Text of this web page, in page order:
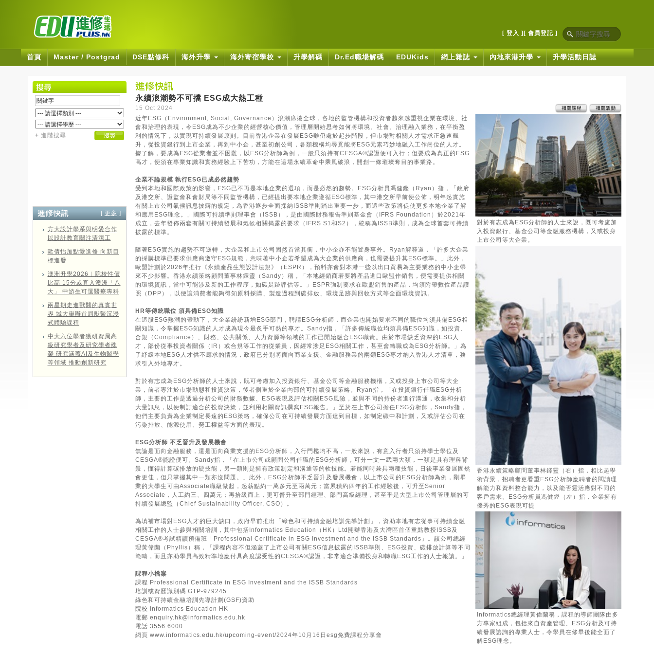
[ 登入 ] [ 會員登記 ]
首頁 Master / Postgrad DSE點修科 海外升學 海外寄宿學校 升學解碼 Dr.Ed職場解碼 EDUKids 網上雜誌 內地來港升學 升學活動日誌
+ 進階搜尋
[ 更多 ]
方大設計學系與明愛合作
以設計教育關注清潔工
歐倩怡加點愛進修 向新目
標進發
澳洲升學2026︱院校性價
比高 15分或直入澳洲「八
大」 中游生可選醫療專科
兩星期走進獸醫的真實世
界 城大舉辦首屆獸醫沉浸
式體驗課程
中大六位學者獲研資局高
級研究學者及研究學者殊
榮 研究涵蓋AI及生物醫學
等領域 推動創新研究
永續浪潮勢不可擋 ESG成大熱工種
15 Oct 2024
對於有志成為ESG分析師的人士來說，既可考慮加
入投資銀行、基金公司等金融服務機構，又或投身
上市公司等大企業。
香港永續策略顧問董事林鐸靈（右）指，相比起學
術背景，招聘者更看重ESG分析師應聘者的閱讀理
解能力和資料整合能力，以及能否靈活應對不同的
客戶需求。ESG分析員馮健鏗（左）指，企業擁有
優秀的ESG表現可提
Informatics總經理黃偉蘭稱，課程的導師團隊由多
方專家組成，包括來自資產管理、ESG分析及可持
續發展諮詢的專業人士，令學員在修畢後能全面了
解ESG理念。
近年ESG（Environment, Social, Governance）浪潮席捲全球，各地的監管機構和投資者越來越重視企業在環境、社
會和治理的表現，令ESG成為不少企業的經營核心價值，管理層開始思考如何將環境、社會、治理融入業務，在平衡盈
利的情況下，以實現可持續發展原則。目前香港企業在發展ESG雖仍處於起步階段，但市場對相關人才需求正急速飆
升，從投資銀行到上市企業，再到中小企，甚至初創公司，各類機構均尋覓能將ESG元素巧妙地融入工作崗位的人才。
據了解，要成為ESG從業者並不困難，以ESG分析師為例，一般只須持有CESGA®認證便可入行；但要成為真正的ESG
高才，便須在專業知識和實務經驗上下苦功，方能在這場永續革命中乘風破浪，開創一條璀璨奪目的事業路。
企業不論規模 執行ESG已成必然趨勢
受到本地和國際政策的影響，ESG已不再是本地企業的選項，而是必然的趨勢。ESG分析員馮健鏗（Ryan）指，「政府
及港交所、證監會和會財局等不同監管機構，已經提出要本地企業遵循ESG標準，其中港交所早前便公佈，明年起實施
有關上市公司氣候訊息披露的規定，為香港逐步全面採納ISSB準則踏出重要一步，而這些政策將促使更多本地企業了解
和應用ESG理念。」國際可持續準則理事會（ISSB），是由國際財務報告準則基金會（IFRS Foundation）於2021年
成立，去年發佈兩套有關可持續發展和氣候相關揭露的要求（IFRS S1和S2），統稱為ISSB準則，成為全球首套可持續
披露的標準。
隨著ESG實施的趨勢不可逆轉，大企業和上市公司固然首當其衝，中小企亦不能置身事外。Ryan解釋道，「許多大企業
的採購標準已要求供應商遵守ESG規範，意味著中小企若希望成為大企業的供應商，也需要提升其ESG標準。」此外，
歐盟計劃於2026年推行《永續產品生態設計法規》（ESPR），預料亦會對本港一些以出口貿易為主要業務的中小企帶
來不少影響。香港永續策略顧問董事林鐸靈（Sandy）稱，「本地經銷商若要將產品進口歐盟作銷售，便需要提供相關
的環境資訊，當中可能涉及新的工作程序，如碳足跡評估等。」ESPR強制要求在歐盟銷售的產品，均須附帶數位產品護
照（DPP），以便讓消費者能夠得知原料採購、製造過程到碳排放、環境足跡與回收方式等全面環境資訊。
HR等傳統職位 須具備ESG知識
在這股ESG熱潮的帶動下，大企業紛紛新增ESG部門，聘請ESG分析師，而企業也開始要求不同的職位均須具備ESG相
關知識，令掌握ESG知識的人才成為現今最炙手可熱的專才。Sandy指，「許多傳統職位均須具備ESG知識，如投資、
合規（Compliance）、財務、公共關係、人力資源等領域的工作已開始融合ESG職責。由於市場缺乏資深的ESG人
才，部份從事投資者關係（IR）或合規等工作的從業員，因經常涉足ESG相關工作，甚至會轉職成為ESG分析師。」為
了紓緩本地ESG人才供不應求的情況，政府已分別將面向商業支援、金融服務業的兩類ESG專才納入香港人才清單，務
求引入外地專才。
對於有志成為ESG分析師的人士來說，既可考慮加入投資銀行、基金公司等金融服務機構，又或投身上市公司等大企
業，前者專注於市場動態和投資決策，後者側重於企業內部的可持續發展策略。Ryan指，「在投資銀行任職ESG分析
師，主要的工作是透過分析公司的財務數據、ESG表現及評估相關ESG風險，並與不同的持份者進行溝通，收集和分析
大量訊息，以便制訂適合的投資決策，並利用相關資訊撰寫ESG報告。」至於在上市公司擔任ESG分析師，Sandy指，
他們主要負責為企業制定長遠的ESG策略，確保公司在可持續發展方面達到目標，如制定碳中和計劃，又或評估公司在
污染排放、能源使用、勞工權益等方面的表現。
ESG分析師 不乏晉升及發展機會
無論是面向金融服務，還是面向商業支援的ESG分析師，入行門檻均不高，一般來說，有意入行者只須持學士學位及
CESGA®認證便可。Sandy指，「在上市公司或顧問公司任職的ESG分析師，可分一文一武兩大類，一類是具有理科背
景，懂得計算碳排放的硬技能，另一類則是擁有政策制定和溝通等的軟技能。若能同時兼具兩種技能，日後事業發展固然
會更佳，但只掌握其中一類亦沒問題。」此外，ESG分析師不乏晉升及發展機會，以上市公司的ESG分析師為例，剛畢
業的大學生可由Associate職級做起，起薪點約一萬多元至兩萬元；當累積約四年的工作經驗後，可升至Senior
Associate，人工約三、四萬元；再拾級而上，更可晉升至部門經理、部門高級經理，甚至乎是大型上市公司管理層的可
持續發展總監（Chief Sustainability Officer, CSO）。
為填補市場對ESG人才的巨大缺口，政府早前推出「綠色和可持續金融培訓先導計劃」，資助本地有志從事可持續金融
相關工作的人士參與相關培訓，其中包括Informatics Education（HK）Ltd開辦香港及大灣區首個重點教授ISSB及
CESGA®考試精讀預備班「Professional Certificate in ESG Investment and the ISSB Standards」。該公司總經
理黃偉蘭（Phyllis）稱，「課程內容不但涵蓋了上市公司有關ESG信息披露的ISSB準則、ESG投資、碳排放計算等不同
範疇，而且亦助學員高效精準地應付具高度認受性的CESGA®認證，非常適合準備投身和轉職ESG工作的人士報讀。」
課程小檔案
課程 Professional Certificate in ESG Investment and the ISSB Standards
培訓或資歷識別碼 GTP-979245
綠色和可持續金融培訓先導計劃(GSF)資助
院校 Informatics Education HK
電郵 enquiry.hk@informatics.edu.hk
電話 3556 6000
網頁 www.informatics.edu.hk/upcoming-event/2024年10月16日esg免費課程分享會